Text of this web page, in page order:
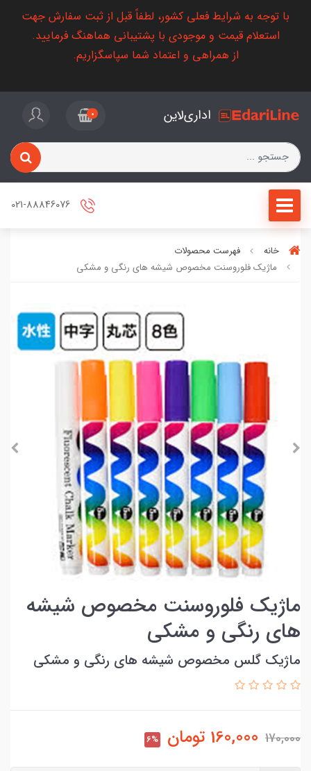
با توجه به شرایط فعلی کشور، لطفاً قبل از ثبت سفارش جهت
استعلام قیمت و موجودی با پشتیبانی هماهنگ فرمایید.
از همراهی و اعتماد شما سپاسگزاریم.
اداری‌لاین 0
خانه
فهرست محصولات
ماژیک فلوروسنت مخصوص شیشه های رنگی و مشکی
ماژیک فلوروسنت مخصوص شیشه
های رنگی و مشکی
ماژیک گلس مخصوص شیشه های رنگی و مشکی
170,000
160,000 تومان 6%